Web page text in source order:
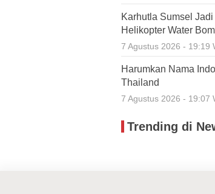
Karhutla Sumsel
Helikopter Water
7 Agustus 2026 - 19:19
Harumkan Nama
Thailand
7 Agustus 2026 - 19:07
Trending di